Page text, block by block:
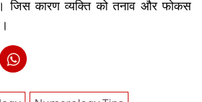
जिस कारण व्यक्ति को तनाव और फोकस